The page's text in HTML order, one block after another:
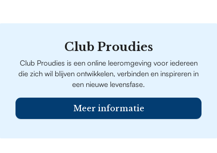
Club Proudies
Club Proudies is een online leeromgeving voor iedereen
die zich wil blijven ontwikkelen, verbinden en inspireren in
een nieuwe levensfase.
Meer informatie